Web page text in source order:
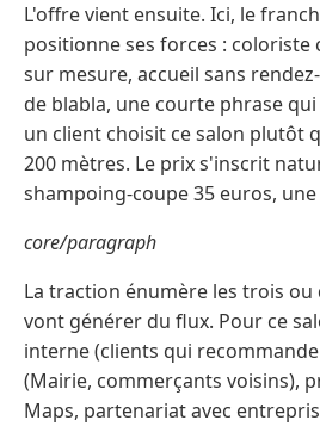
L'offre vient ensuite. Ici, le
positionne ses forces :
sur mesure, accueil sans
de blabla, une courte phrase
un client choisit ce salon plutôt
200 mètres. Le prix s'inscrit
shampoing-coupe 35 euros,
core/paragraph
La traction énumère les trois ou
vont générer du flux. Pour ce
interne (clients qui
(Mairie, commerçants voisins),
Maps, partenariat avec